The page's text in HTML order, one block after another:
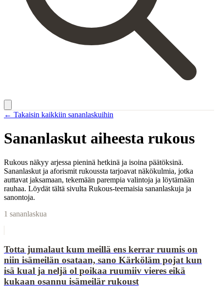
← Takaisin kaikkiin sananlaskuihin
Sananlaskut aiheesta rukous
Rukous näkyy arjessa pieninä hetkinä ja isoina päätöksinä.
Sananlaskut ja aforismit rukoussta tarjoavat näkökulmia, jotka
auttavat jaksamaan, tekemään parempia valintoja ja löytämään
rauhaa. Löydät tältä sivulta Rukous-teemaisia sananlaskuja ja
sanontoja.
1 sananlaskua
Totta jumalaut kum meillä ens kerrar ruumis on
niin isämeilän osataan, sano Kärköläm pojat kun
isä kual ja neljä ol poikaa ruumiiv vieres eikä
kukaan osannu isämeilär rukoust